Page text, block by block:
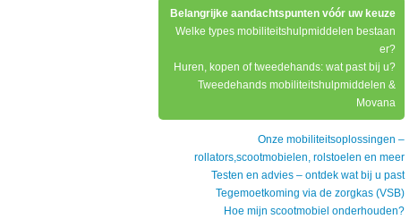
Belangrijke aandachtspunten vóór uw keuze
Welke types mobiliteitshulpmiddelen bestaan
er?
Huren, kopen of tweedehands: wat past bij u?
Tweedehands mobiliteitshulpmiddelen &
Movana
Onze mobiliteitsoplossingen –
rollators,scootmobielen, rolstoelen en meer
Testen en advies – ontdek wat bij u past
Tegemoetkoming via de zorgkas (VSB)
Hoe mijn scootmobiel onderhouden?